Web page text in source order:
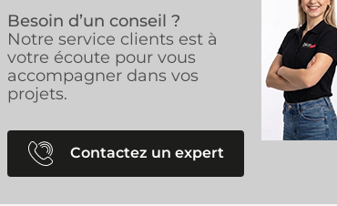
Besoin d’un conseil ?
Notre service clients est à
votre écoute pour vous
accompagner dans vos
projets.
Contactez un expert